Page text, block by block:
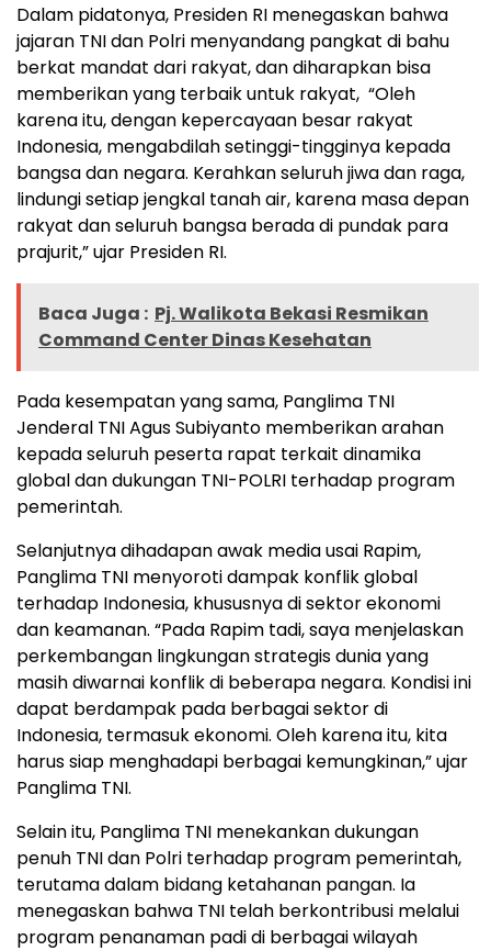
Dalam pidatonya, Presiden RI menegaskan bahwa
jajaran TNI dan Polri menyandang pangkat di bahu
berkat mandat dari rakyat, dan diharapkan bisa
memberikan yang terbaik untuk rakyat, “Oleh
karena itu, dengan kepercayaan besar rakyat
Indonesia, mengabdilah setinggi-tingginya kepada
bangsa dan negara. Kerahkan seluruh jiwa dan raga,
lindungi setiap jengkal tanah air, karena masa depan
rakyat dan seluruh bangsa berada di pundak para
prajurit,” ujar Presiden RI.
Baca Juga : Pj. Walikota Bekasi Resmikan
Command Center Dinas Kesehatan
Pada kesempatan yang sama, Panglima TNI
Jenderal TNI Agus Subiyanto memberikan arahan
kepada seluruh peserta rapat terkait dinamika
global dan dukungan TNI-POLRI terhadap program
pemerintah.
Selanjutnya dihadapan awak media usai Rapim,
Panglima TNI menyoroti dampak konflik global
terhadap Indonesia, khususnya di sektor ekonomi
dan keamanan. “Pada Rapim tadi, saya menjelaskan
perkembangan lingkungan strategis dunia yang
masih diwarnai konflik di beberapa negara. Kondisi ini
dapat berdampak pada berbagai sektor di
Indonesia, termasuk ekonomi. Oleh karena itu, kita
harus siap menghadapi berbagai kemungkinan,” ujar
Panglima TNI.
Selain itu, Panglima TNI menekankan dukungan
penuh TNI dan Polri terhadap program pemerintah,
terutama dalam bidang ketahanan pangan. Ia
menegaskan bahwa TNI telah berkontribusi melalui
program penanaman padi di berbagai wilayah